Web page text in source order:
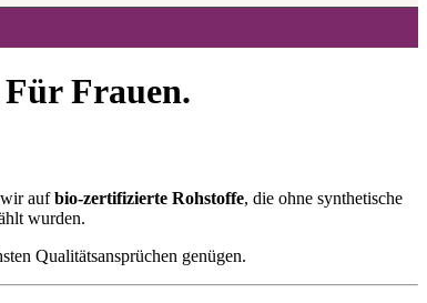
Frauen.
wir aufbio-zertifizierte Rohstoffe, die ohne synthetische
wurden.
Qualitätsansprüchen genügen.